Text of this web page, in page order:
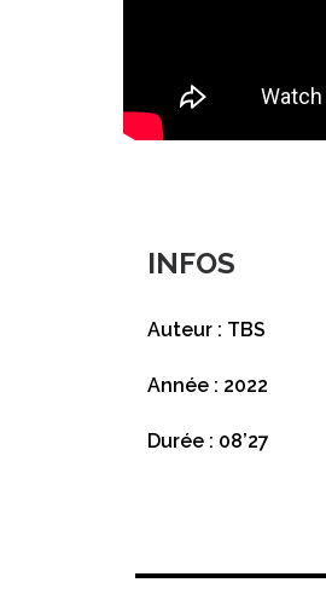
INFOS
Auteur : TBS
Année : 2022
Durée : 08’27